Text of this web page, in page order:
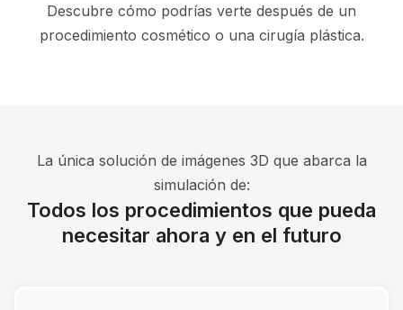
Descubre cómo podrías verte después de un
procedimiento cosmético o una cirugía plástica.
La única solución de imágenes 3D que abarca la
simulación de:
Todos los procedimientos que pueda
necesitar ahora y en el futuro